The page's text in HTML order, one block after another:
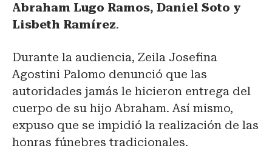
Abraham Lugo Ramos, Daniel Soto y
Lisbeth Ramírez.
Durante la audiencia, Zeila Josefina
Agostini Palomo denunció que las
autoridades jamás le hicieron entrega del
cuerpo de su hijo Abraham. Así mismo,
expuso que se impidió la realización de las
honras fúnebres tradicionales.